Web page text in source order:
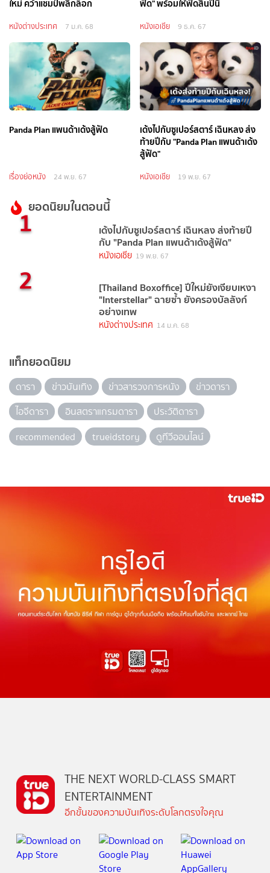
ใหม่ คว้าแชมป์พลิกล็อก
หนังต่างประเทศ 7 ม.ค. 68
ฟัด" พร้อมให้ฟัดสิ้นปีนี้
หนังเอเชีย 9 ธ.ค. 67
Panda Plan แพนด้าเด้งสู้ฟัด
เรื่องย่อหนัง 24 พ.ย. 67
เด้งไปกับซูเปอร์สตาร์ เฉินหลง ส่ง
ท้ายปีกับ "Panda Plan แพนด้าเด้ง
สู้ฟัด"
หนังเอเชีย 19 พ.ย. 67
ยอดนิยมในตอนนี้
1 เด้งไปกับซูเปอร์สตาร์ เฉินหลง ส่งท้ายปี
กับ "Panda Plan แพนด้าเด้งสู้ฟัด"
หนังเอเชีย 19 พ.ย. 67
2 [Thailand Boxoffice] ปีใหม่ยังเงียบเหงา
"Interstellar" ฉายซ้ำ ยังครองบัลลังก์
อย่างเทพ
หนังต่างประเทศ 14 ม.ค. 68
แท็กยอดนิยม
ดารา ข่าวบันเทิง ข่าวสารวงการหนัง
ข่าวดารา
ไอจีดารา
อินสตราแกรมดารา
ประวัติดารา
recommended
trueidstory ดูทีวีออนไลน์
THE NEXT WORLD-CLASS SMART
ENTERTAINMENT
อีกขั้นของความบันเทิงระดับโลกตรงใจคุณ